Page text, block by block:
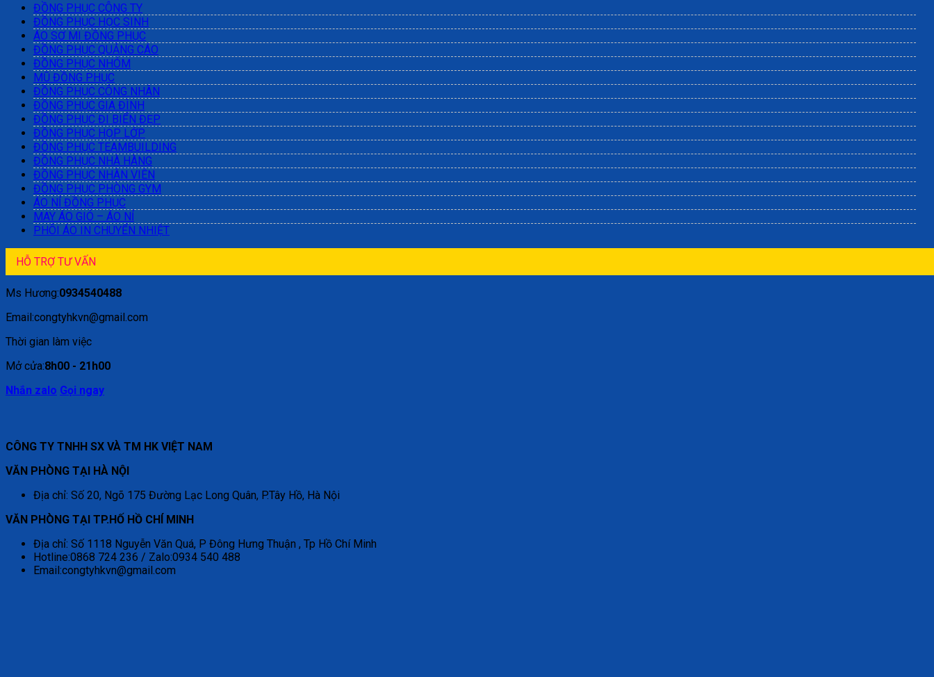
ĐỒNG PHỤC CÔNG TY
ĐỒNG PHỤC HỌC SINH
ÁO SƠ MI ĐỒNG PHỤC
ĐỒNG PHỤC QUẢNG CÁO
ĐỒNG PHỤC NHÓM
MŨ ĐỒNG PHỤC
ĐỒNG PHỤC CÔNG NHÂN
ĐỒNG PHỤC GIA ĐÌNH
ĐỒNG PHỤC ĐI BIỂN ĐẸP
ĐỒNG PHỤC HỌP LỚP
ĐỒNG PHỤC TEAMBUILDING
ĐỒNG PHỤC NHÀ HÀNG
ĐỒNG PHỤC NHÂN VIÊN
ĐỒNG PHỤC PHÒNG GYM
ÁO NỈ ĐỒNG PHỤC
MAY ÁO GIÓ – ÁO NỈ
PHÔI ÁO IN CHUYỂN NHIỆT
HỖ TRỢ TƯ VẤN
Ms Hương:0934540488
Email:congtyhkvn@gmail.com
Thời gian làm việc
Mở cửa:8h00 - 21h00
Nhắn zalo Gọi ngay
CÔNG TY TNHH SX VÀ TM HK VIỆT NAM
VĂN PHÒNG TẠI HÀ NỘI
Địa chỉ: Số 20, Ngõ 175 Đường Lạc Long Quân, P.Tây Hồ, Hà Nội
VĂN PHÒNG TẠI TP.HỐ HỒ CHÍ MINH
Địa chỉ: Số 1118 Nguyễn Văn Quá, P Đông Hưng Thuận , Tp Hồ Chí Minh
Hotline:0868 724 236 / Zalo:0934 540 488
Email:congtyhkvn@gmail.com